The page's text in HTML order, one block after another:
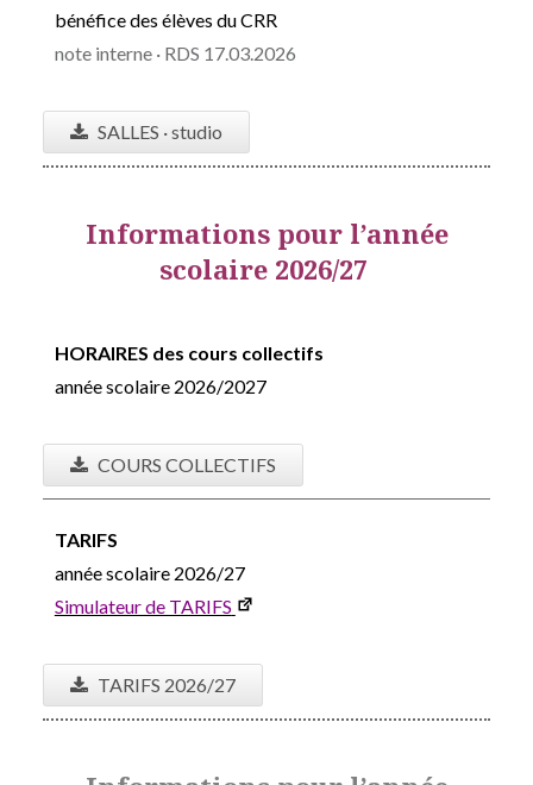
bénéfice des élèves du CRR
note interne · RDS 17.03.2026
SALLES · studio
Informations pour l’année
scolaire 2026/27
HORAIRES des cours collectifs
année scolaire 2026/2027
COURS COLLECTIFS
TARIFS
année scolaire 2026/27
Simulateur de TARIFS
TARIFS 2026/27